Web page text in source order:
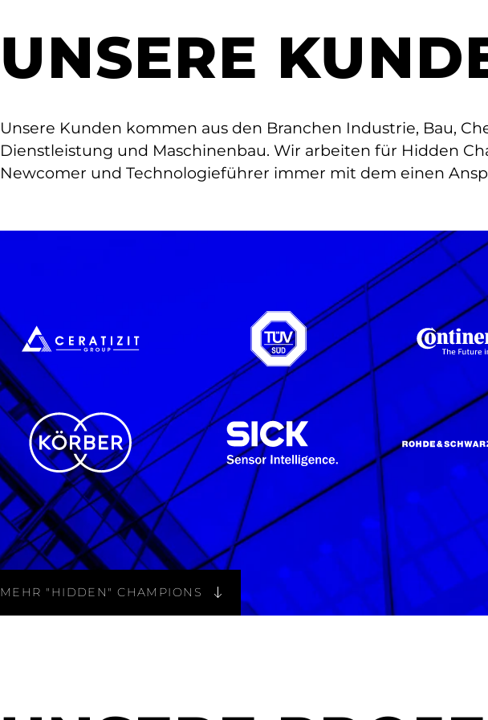
UNSERE
Unsere Kunden kommen aus den Branchen Industrie, Bau,
Dienstleistung und Maschinenbau. Wir arbeiten für Hidden
Newcomer und Technologieführer immer mit dem einen
MEHR "HIDDEN" CHAMPIONS